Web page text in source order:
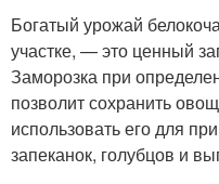
Богатый урожай
участке, — это ценный
Заморозка при
позволит сохранить
использовать его для
запеканок, голубцов и